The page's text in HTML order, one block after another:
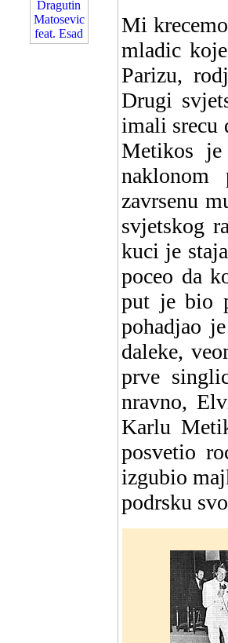
Mi
mladic
Parizu,
Drugi
imali srecu
Metikos
zavrsenu
svjetskog
kuci je
poceo da
put je bio
pohadjao
daleke,
prve
nravno,
Karlu
posvetio
izgubio
podrsku